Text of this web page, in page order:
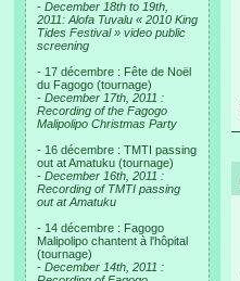
- December 18th to 19th,
2011: Alofa Tuvalu « 2010 King
Tides Festival » video public
screening
- 17 décembre : Fête de Noël
du Fagogo (tournage)
- December 17th, 2011 :
Recording of the Fagogo
Malipolipo Christmas Party
- 16 décembre : TMTI passing
out at Amatuku (tournage)
- December 16th, 2011 :
Recording of TMTI passing
out at Amatuku
- 14 décembre : Fagogo
Malipolipo chantent à l'hôpital
(tournage)
- December 14th, 2011 :